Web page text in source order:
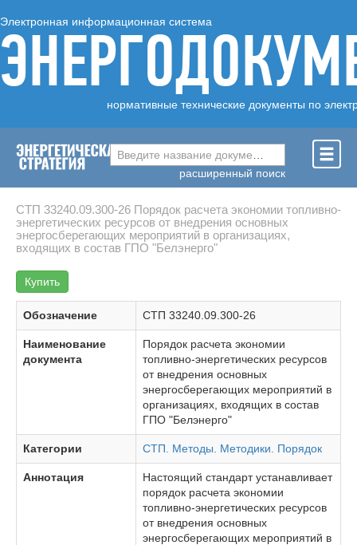
Электронная информационная система
нормативные технические документы по
Введите название документа ...
расширенный поиск
СТП 33240.09.300-26 Порядок расчета экономии топливно-
энергетических ресурсов от внедрения основных
энергосберегающих мероприятий в организациях,
входящих в состав ГПО "Белэнерго"
Купить
Обозначение СТП 33240.09.300-26
Наименование
документа
Порядок расчета экономии
топливно-энергетических ресурсов
от внедрения основных
энергосберегающих мероприятий в
организациях, входящих в состав
ГПО "Белэнерго"
Категории СТП. Методы. Методики. Порядок
Аннотация
Настоящий стандарт устанавливает
порядок расчета экономии
топливно-энергетических ресурсов
от внедрения основных
энергосберегающих мероприятий в